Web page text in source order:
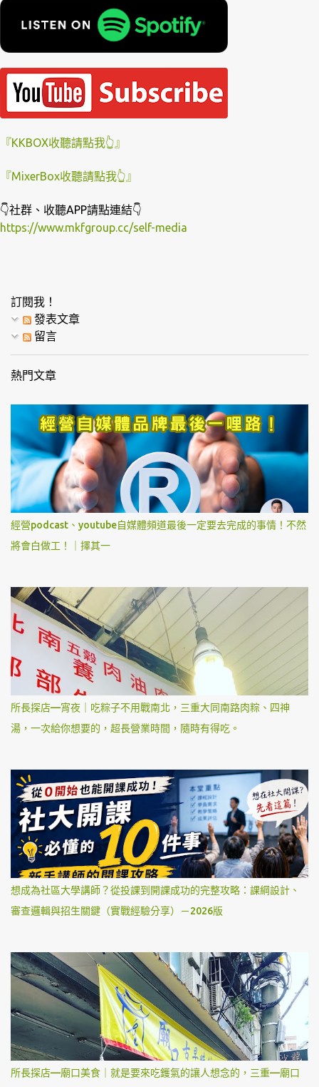
『KKBOX收聽請點我👆』
『MixerBox收聽請點我👆』
👇社群、收聽APP請點連結👇
https://www.mkfgroup.cc/self-media
訂閱我！
發表文章
留言
熱門文章
經營podcast、youtube自媒體頻道最後一定要去完成的事情！不然
將會白做工！｜擇其一
所長探店—宵夜｜吃粽子不用戰南北，三重大同南路肉粽、四神
湯，一次給你想要的，超長營業時間，隨時有得吃。
想成為社區大學講師？從投課到開課成功的完整攻略：課綱設計、
審查邏輯與招生關鍵（實戰經驗分享）－2026版
所長探店—廟口美食｜就是要來吃鑊氣的讓人想念的，三重—廟口